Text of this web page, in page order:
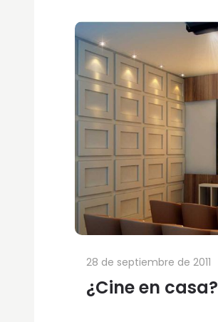
¿Cine en casa?
28 de septiembre de 2011